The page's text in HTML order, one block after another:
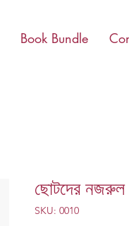
Book Bundle
ছোটদের নজরুল
SKU: 0010